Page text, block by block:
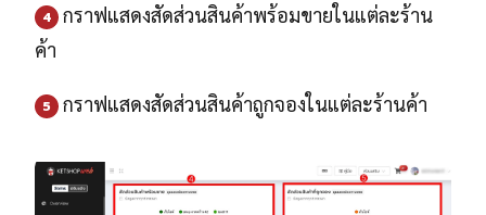
4
กราฟแสดงสัดส่วนสินค้าพร้อมขายในแต่ละร้าน
ค้า
5 กราฟแสดงสัดส่วนสินค้าถูกจองในแต่ละร้านค้า